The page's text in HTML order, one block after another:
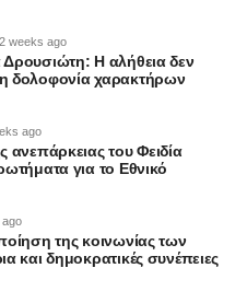
2 weeks ago
Η αλήθεια δεν
δολοφονία χαρακτήρων
ago
ανεπάρκειας του Φειδία
για το Εθνικό
της κοινωνίας των
και δημοκρατικές συνέπειες